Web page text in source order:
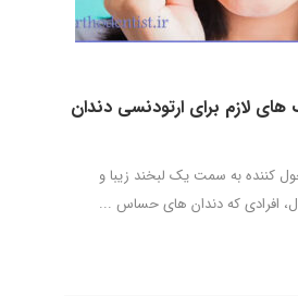
لازم برای ارتودنسی دندان
کننده به سمت یک لبخند زیبا و
افرادی که دندان های حساس ...